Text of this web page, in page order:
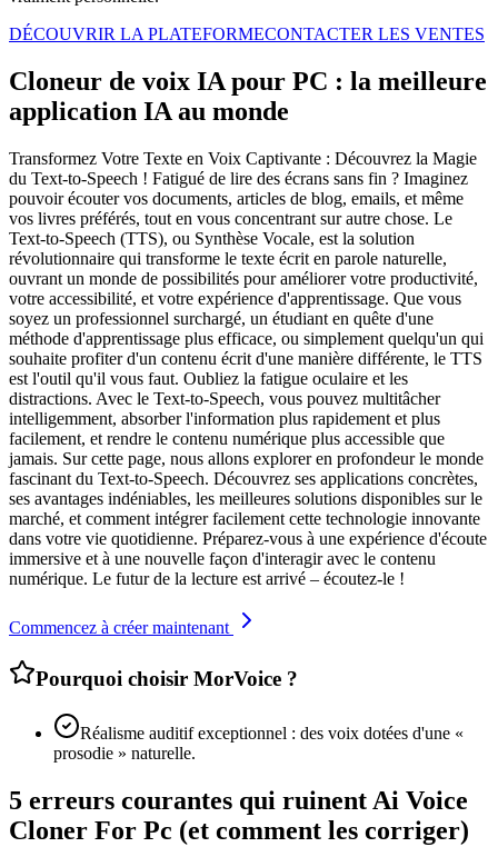
DÉCOUVRIR LA PLATEFORMECONTACTER LES VENTES
Cloneur de voix IA pour PC : la meilleure
application IA au monde
Transformez Votre Texte en Voix Captivante : Découvrez la Magie
du Text-to-Speech ! Fatigué de lire des écrans sans fin ? Imaginez
pouvoir écouter vos documents, articles de blog, emails, et même
vos livres préférés, tout en vous concentrant sur autre chose. Le
Text-to-Speech (TTS), ou Synthèse Vocale, est la solution
révolutionnaire qui transforme le texte écrit en parole naturelle,
ouvrant un monde de possibilités pour améliorer votre productivité,
votre accessibilité, et votre expérience d'apprentissage. Que vous
soyez un professionnel surchargé, un étudiant en quête d'une
méthode d'apprentissage plus efficace, ou simplement quelqu'un qui
souhaite profiter d'un contenu écrit d'une manière différente, le TTS
est l'outil qu'il vous faut. Oubliez la fatigue oculaire et les
distractions. Avec le Text-to-Speech, vous pouvez multitâcher
intelligemment, absorber l'information plus rapidement et plus
facilement, et rendre le contenu numérique plus accessible que
jamais. Sur cette page, nous allons explorer en profondeur le monde
fascinant du Text-to-Speech. Découvrez ses applications concrètes,
ses avantages indéniables, les meilleures solutions disponibles sur le
marché, et comment intégrer facilement cette technologie innovante
dans votre vie quotidienne. Préparez-vous à une expérience d'écoute
immersive et à une nouvelle façon d'interagir avec le contenu
numérique. Le futur de la lecture est arrivé – écoutez-le !
Commencez à créer maintenant
Pourquoi choisir MorVoice ?
Réalisme auditif exceptionnel : des voix dotées d'une «
prosodie » naturelle.
5 erreurs courantes qui ruinent Ai Voice
Cloner For Pc (et comment les corriger)